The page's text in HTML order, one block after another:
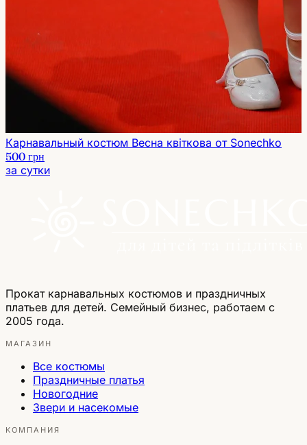
Карнавальный костюм Весна квіткова от Sonechko
500 грн
за сутки
Прокат карнавальных костюмов и праздничных
платьев для детей. Семейный бизнес, работаем с
2005 года.
МАГАЗИН
Все костюмы
Праздничные платья
Новогодние
Звери и насекомые
КОМПАНИЯ